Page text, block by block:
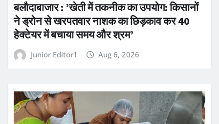
बलौदाबाजार : ’खेती में तकनीक का उपयोग: किसानों
ने ड्रोन से खरपतवार नाशक का छिड़काव कर 40
हेक्टेयर में बचाया समय और श्रम’
Junior Editor1 Aug 6, 2026